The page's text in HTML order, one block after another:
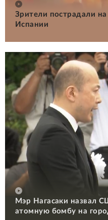
Зрители пострадали
Испании
Мэр Нагасаки назвал
атомную бомбу на